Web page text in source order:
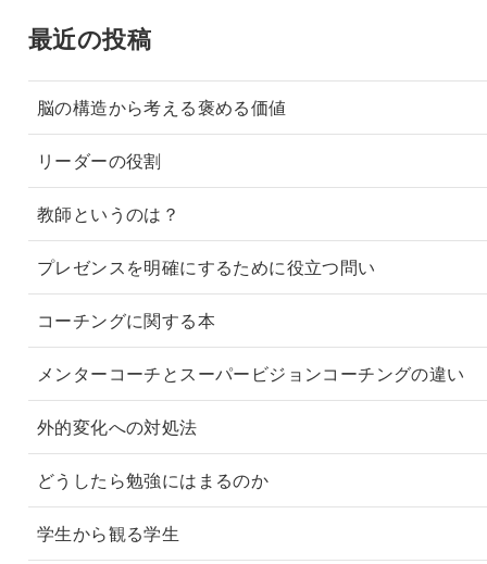
最近の投稿
脳の構造から考える褒める価値
リーダーの役割
教師というのは？
プレゼンスを明確にするために役立つ問い
コーチングに関する本
メンターコーチとスーパービジョンコーチングの違い
外的変化への対処法
どうしたら勉強にはまるのか
学生から観る学生